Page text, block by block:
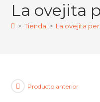
La ovejita
> Tienda > La ovejita
Producto anterior